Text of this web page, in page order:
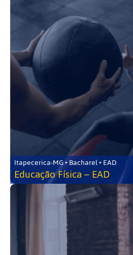
Itapecerica-MG • Bacharel • EAD
Educação Física – EAD